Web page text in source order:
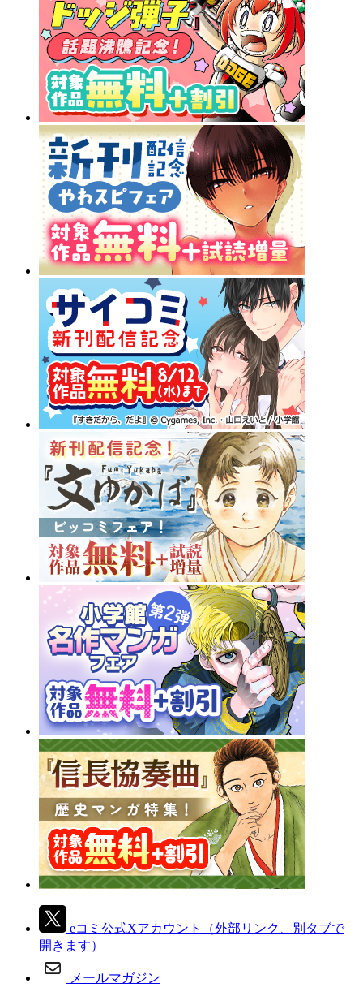
eコミ公式Xアカウント
（外部リンク、別タブで
開きます）
メールマガジン